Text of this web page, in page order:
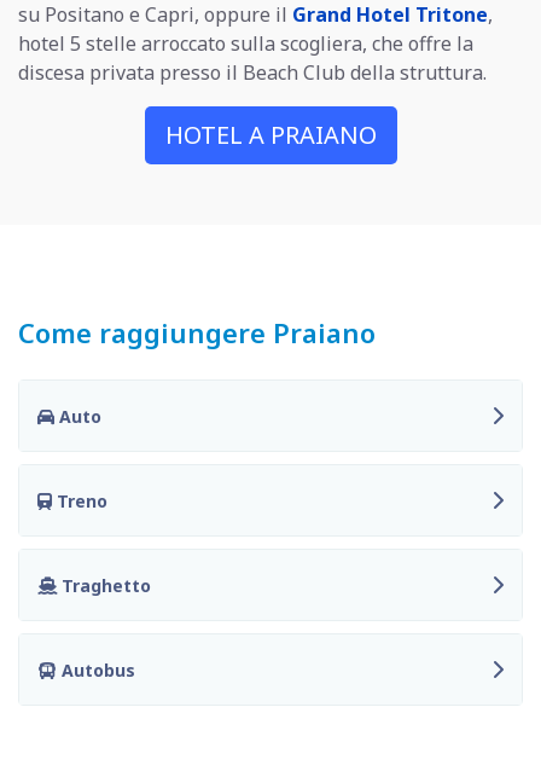
su Positano e Capri, oppure il Grand Hotel Tritone,
hotel 5 stelle arroccato sulla scogliera, che offre la
discesa privata presso il Beach Club della struttura.
HOTEL A PRAIANO
Come raggiungere Praiano
Auto
Treno
Traghetto
Autobus